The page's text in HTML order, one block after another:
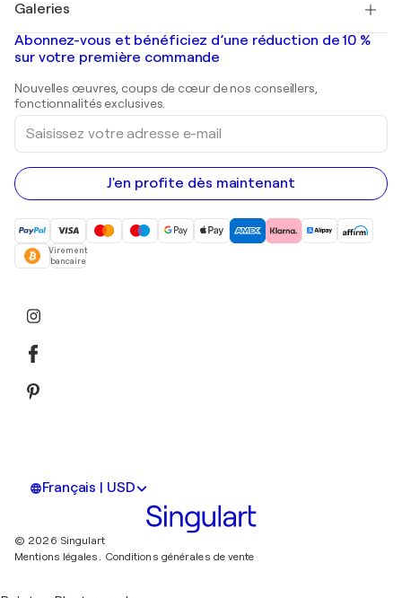
Banksy
Mr. Brainwash
Shepard Fairey
Tableaux abstraits à vendre
Peintures de paysage
Estampes
Peintures acryliques
Galeries
Galeries d'art en France
Galeries d'art en Belgique
Abonnez-vous et bénéficiez d’une réduction de 10 %
sur votre première commande
Nouvelles œuvres, coups de cœur de nos conseillers,
fonctionnalités exclusives.
Saisissez
votre
adresse
e-
mail
J'en profite dès maintenant
Virement
bancaire
Français | USD
© 2026 Singulart
Mentions légales. Conditions générales de vente